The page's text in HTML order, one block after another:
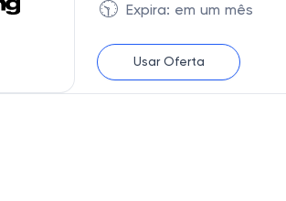
🕥 Expira: em um mês
Usar Oferta